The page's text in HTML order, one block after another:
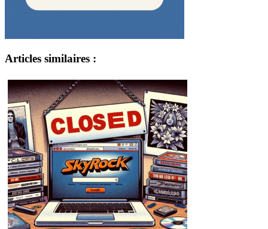
Articles similaires :